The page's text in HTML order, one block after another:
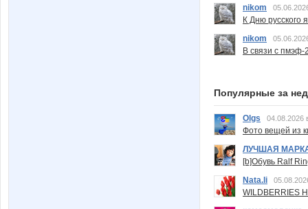
nikom
К Дню русского
nikom
В связи с пмэф-
Популярные за
Olgs 04.08.2026
Фото вещей из
ЛУЧШАЯ
[b]Обувь Ralf
Nata.li